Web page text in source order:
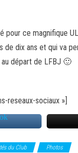
pour ce magnifique
de dix ans et qui va
départ de LFBJ 🙂
reseaux-sociaux »]
du Club Photos